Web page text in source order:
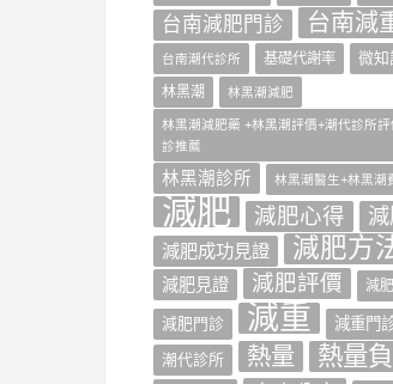
台南減肥門診 台南減
台南潮代診所 基礎代謝率 微知
林黑潮 林黑潮減肥
林黑潮減肥藥 +林黑潮評價+潮代診所評
診推薦
林黑潮診所 林黑潮醫生+林黑潮
減肥 減肥心得
減肥成功見證 減肥方
減肥見證 減肥評價 減
減肥門診 減重
減重門
潮代診所
熱量 熱量